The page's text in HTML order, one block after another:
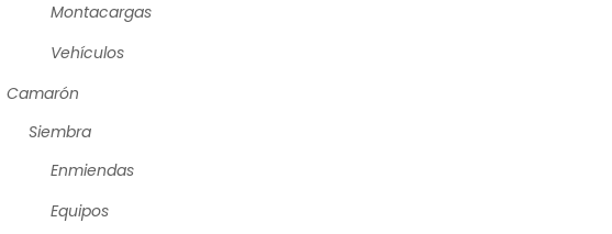
Montacargas
Vehículos
Camarón
Siembra
Enmiendas
Equipos